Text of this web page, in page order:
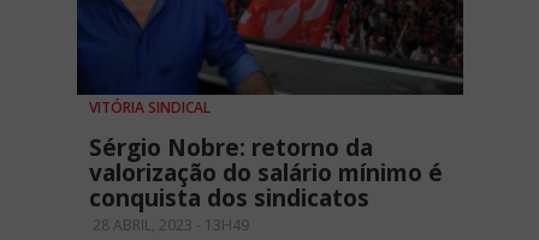
VITÓRIA SINDICAL
Sérgio Nobre: retorno da
valorização do salário mínimo é
conquista dos sindicatos
28 ABRIL, 2023 - 13H49